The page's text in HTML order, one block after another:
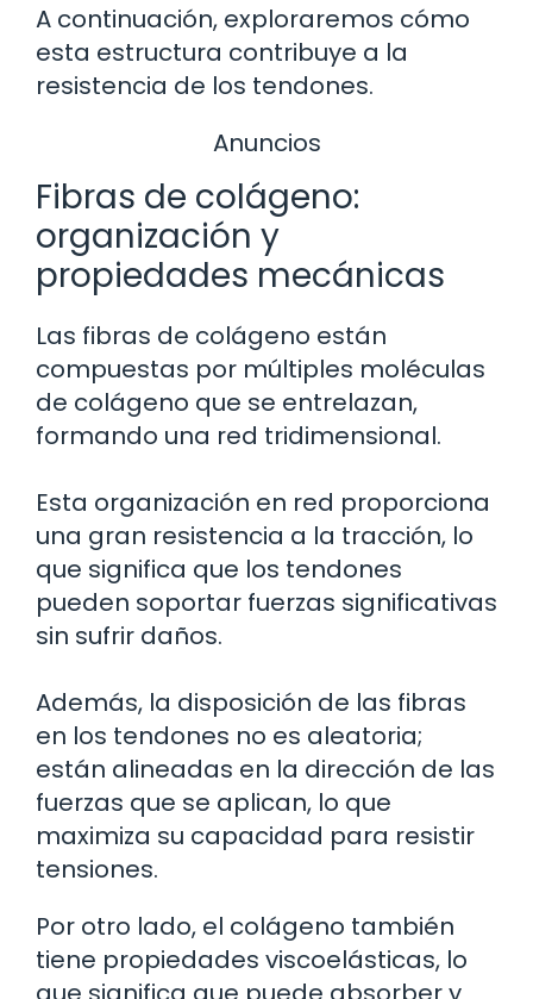
A continuación, exploraremos cómo
esta estructura contribuye a la
resistencia de los tendones.
Anuncios
Fibras de colágeno:
organización y
propiedades mecánicas
Las fibras de colágeno están
compuestas por múltiples moléculas
de colágeno que se entrelazan,
formando una red tridimensional.
Esta organización en red proporciona
una gran resistencia a la tracción, lo
que significa que los tendones
pueden soportar fuerzas significativas
sin sufrir daños.
Además, la disposición de las fibras
en los tendones no es aleatoria;
están alineadas en la dirección de las
fuerzas que se aplican, lo que
maximiza su capacidad para resistir
tensiones.
Por otro lado, el colágeno también
tiene propiedades viscoelásticas, lo